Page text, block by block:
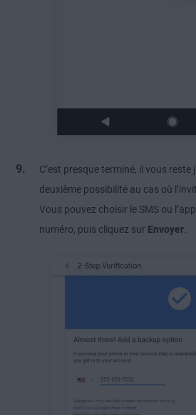
C’est presque terminé, il vous
deuxième possibilité au cas où
Vous pouvez choisir le SMS ou
numéro, puis cliquez sur Envoyer.